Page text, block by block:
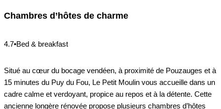
Chambres d’hôtes de charme
4.7•Bed & breakfast
Situé au cœur du bocage vendéen, à proximité de Pouzauges et à
15 minutes du Puy du Fou, Le Petit Moulin vous accueille dans un
cadre calme et verdoyant, propice au repos et à la détente. Cette
ancienne longère rénovée propose plusieurs chambres d’hôtes